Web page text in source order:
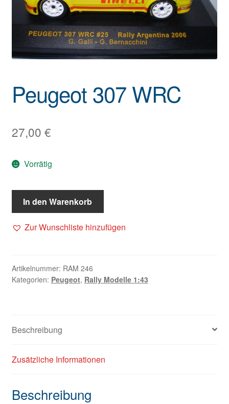
Peugeot 307 WRC
27,00 €
Vorrätig
In den Warenkorb
Zur Wunschliste hinzufügen
Artikelnummer: RAM 246
Kategorien: Peugeot, Rally Modelle 1:43
Beschreibung
Zusätzliche Informationen
Beschreibung